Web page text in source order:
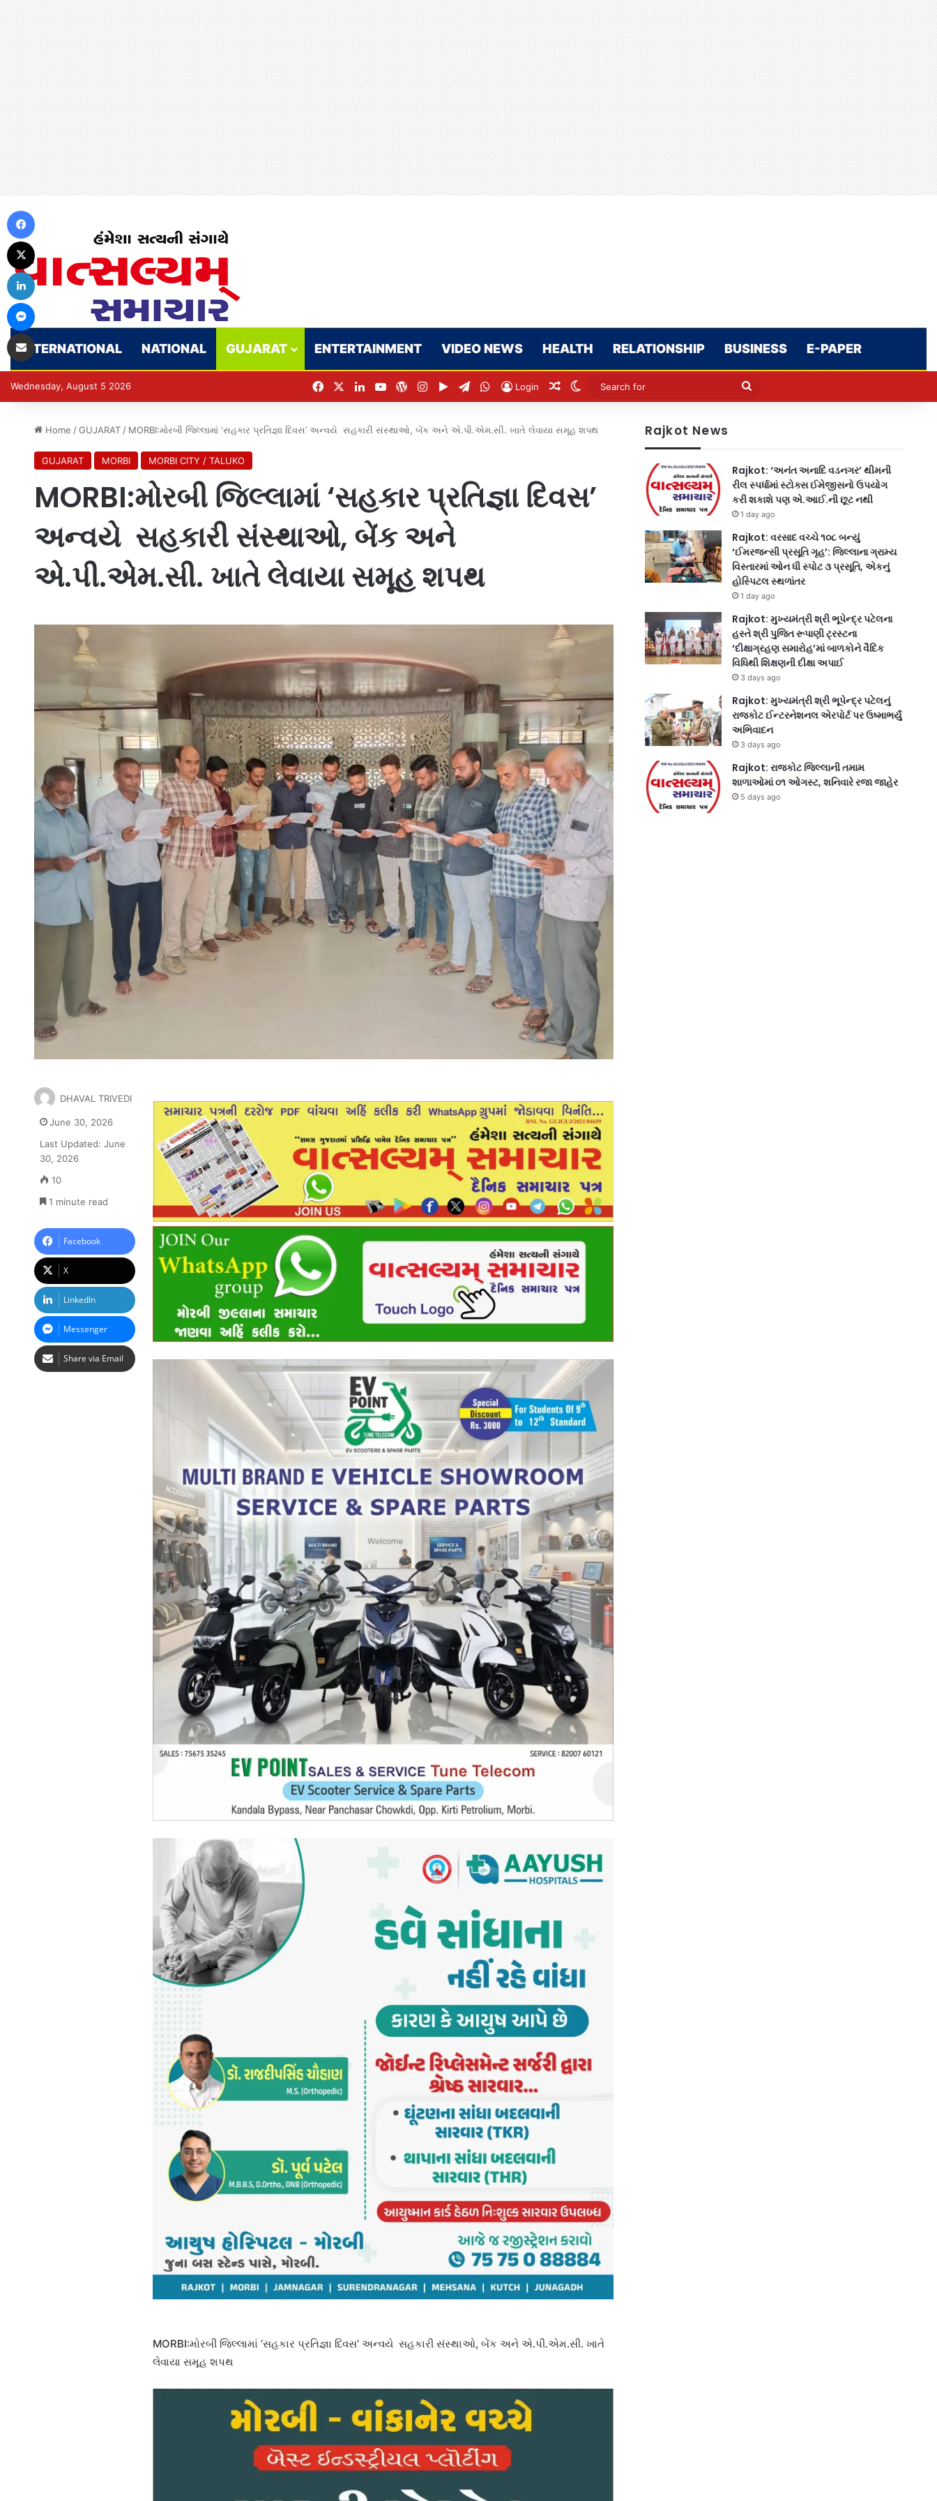
INTERNATIONAL NATIONAL GUJARAT ENTERTAINMENT VIDEO NEWS HEALTH RELATIONSHIP BUSINESS E-PAPER
Wednesday, August 5 2026 FacebookLinkedInYouTubeWordPress
Instagram
Google Play
TelegramWhatsApp
Login Random Article
Switch skin
Search
Home / GUJARAT / MORBI:મોરબી જિલ્લામાં ‘સહકાર પ્રતિજ્ઞા દિવસ’ અન્વયે સહકારી સંસ્થાઓ, બેંક અને એ.પી.એમ.સી. ખાતે લેવાયા સમૂહ શપથ
GUJARAT MORBI MORBI CITY / TALUKO
MORBI:મોરબી જિલ્લામાં ‘સહકાર પ્રતિજ્ઞા દિવસ’
અન્વયે સહકારી સંસ્થાઓ, બેંક અને
એ.પી.એમ.સી. ખાતે લેવાયા સમૂહ શપથ
MORBI:મોરબી જિલ્લામાં ‘સહકાર પ્રતિજ્ઞા દિવસ’ અન્વયે સહકારી સંસ્થાઓ, બેંક અને એ.પી.એમ.સી. ખાતે
લેવાયા સમૂહ શપથ
DHAVAL TRIVEDI
June 30, 2026
Last Updated: June
30, 2026
10
1 minute read
Facebook
X
LinkedIn
Messenger
Share via Email
Rajkot News
Rajkot: ‘અનંત અનાદિ વડનગર’ થીમની
રીલ સ્પર્ધામાં સ્ટોક્સ ઈમેજીસનો ઉપયોગ
કરી શકાશે પણ એ.આઈ.ની છૂટ નથી
1 day ago
Rajkot: વરસાદ વચ્ચે ૧૦૮ બન્યું
‘ઈમરજન્સી પ્રસૂતિ ગૃહ’: જિલ્લાના ગ્રામ્ય
વિસ્તારમાં ઓન ધી સ્પોટ ૩ પ્રસૂતિ, એકનું
હોસ્પિટલ સ્થળાંતર
1 day ago
Rajkot: મુખ્યમંત્રી શ્રી ભૂપેન્દ્ર પટેલના
હસ્તે શ્રી પુજિત રૂપાણી ટ્રસ્ટના
‘દીક્ષાગ્રહણ સમારોહ’માં બાળકોને વૈદિક
વિધિથી શિક્ષણની દીક્ષા અપાઈ
3 days ago
Rajkot: મુખ્યમંત્રી શ્રી ભૂપેન્દ્ર પટેલનું
રાજકોટ ઈન્ટરનેશનલ એરપોર્ટ પર ઉષ્માભર્યું
અભિવાદન
3 days ago
Rajkot: રાજકોટ જિલ્લાની તમામ
શાળાઓમાં ૦૧ ઓગસ્ટ, શનિવારે રજા જાહેર
5 days ago
LinkedIn